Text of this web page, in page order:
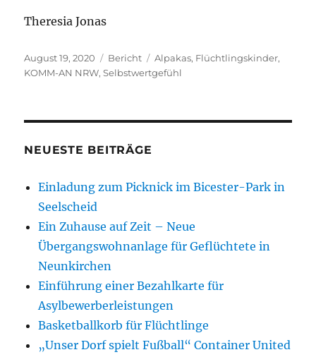
Theresia Jonas
Veröffentlicht
am
August 19, 2020 Kategorien
Bericht Schlagwörter
Alpakas, Flüchtlingskinder,
KOMM-AN NRW,Selbstwertgefühl
NEUESTE BEITRÄGE
Einladung zum Picknick im Bicester-Park in
Seelscheid
Ein Zuhause auf Zeit – Neue
Übergangswohnanlage für Geflüchtete in
Neunkirchen
Einführung einer Bezahlkarte für
Asylbewerberleistungen
Basketballkorb für Flüchtlinge
„Unser Dorf spielt Fußball“ Container United